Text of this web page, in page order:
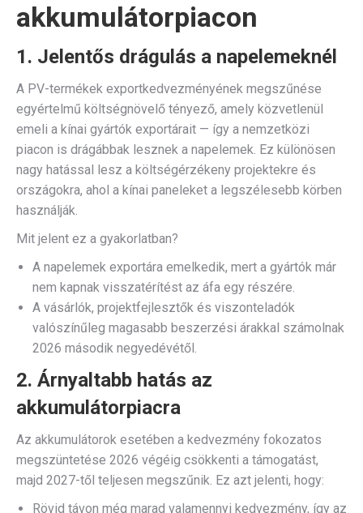
akkumulátorpiacon
1. Jelentős drágulás a napelemeknél
A PV-termékek exportkedvezményének megszűnése
egyértelmű költségnövelő tényező, amely közvetlenül
emeli a kínai gyártók exportárai­­t — így a nemzetközi
piacon is drágábbak lesznek a napelemek. Ez különösen
nagy hatással lesz a költségérzékeny projektekre és
országokra, ahol a kínai paneleket a legszélesebb körben
használják.
Mit jelent ez a gyakorlatban?
A napelemek exportára emelkedik, mert a gyártók már
nem kapnak visszatérítést az áfa egy részére.
A vásárlók, projektfejlesztők és viszonteladók
valószínűleg magasabb beszerzési árakkal számolnak
2026 második negyedévétől.
2. Árnyaltabb hatás az
akkumulátorpiacra
Az akkumulátorok esetében a kedvezmény fokozatos
megszüntetése 2026 végéig csökkenti a támogatást,
majd 2027-től teljesen megszűnik. Ez azt jelenti, hogy:
Rövid távon még marad valamennyi kedvezmény, így az